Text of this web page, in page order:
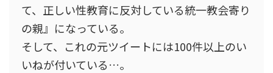
て、正しい性教育に反対している統一教会寄り
の親』になっている。
そして、これの元ツイートには100件以上のい
いねが付いている…。